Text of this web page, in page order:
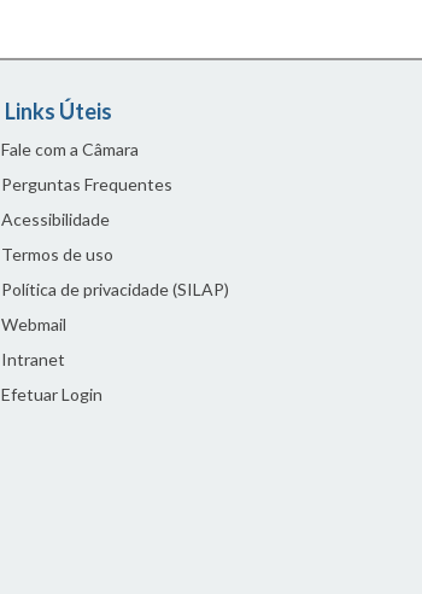
Links Úteis
Fale com a Câmara
Perguntas Frequentes
Acessibilidade
Termos de uso
Política de privacidade (SILAP)
Webmail
Intranet
Efetuar Login